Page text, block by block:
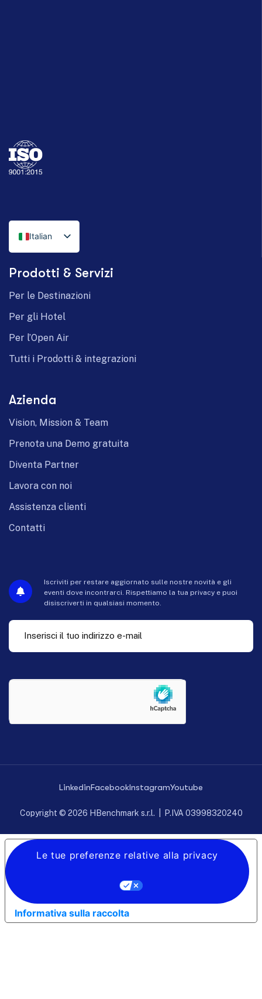
Italian
English
German
Prodotti & Servizi
Per le Destinazioni
Per gli Hotel
Per l’Open Air
Tutti i Prodotti & integrazioni
Azienda
Vision, Mission & Team
Prenota una Demo gratuita
Diventa Partner
Lavora con noi
Assistenza clienti
Contatti
Iscriviti per restare aggiornato sulle nostre novità e gli
eventi dove incontrarci. Rispettiamo la tua privacy e puoi
disiscriverti in qualsiasi momento.
LinkedinFacebookInstagramYoutube
Copyright © 2026 HBenchmark s.r.l. | P.IVA 03998320240
Informativa sulla raccolta
Le tue preferenze relative alla privacy